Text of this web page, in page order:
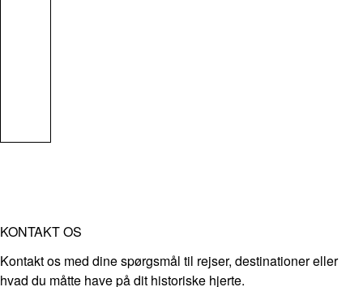
KONTAKT OS
Kontakt os med dine spørgsmål til rejser, destinationer eller
hvad du måtte have på dit historiske hjerte.